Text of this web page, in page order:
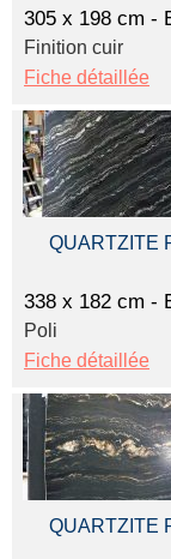
305 x 198 cm -
Finition cuir
Fiche détaillée
QUARTZITE
338 x 182 cm -
Poli
Fiche détaillée
QUARTZITE